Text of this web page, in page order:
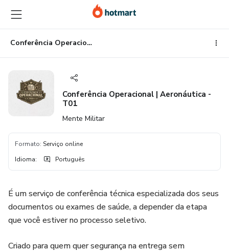
para
o
conteúdo
principal
para
o
pagamento
para
o
rodapé
Conferência Operacional | Aeronáutica - T01
Conferência Operacional | Aeronáutica -
T01
Mente Militar
Formato: Serviço online
Idioma: Português
É um serviço de conferência técnica especializada dos seus
documentos ou exames de saúde, a depender da etapa
que você estiver no processo seletivo.
Criado para quem quer segurança na entrega sem